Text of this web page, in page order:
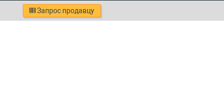
Запрос продавцу